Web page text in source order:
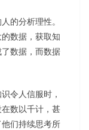
的分析理性。
数据，获取知
数据，而数据
令人信服时，
数以千计，甚
们持续思考所